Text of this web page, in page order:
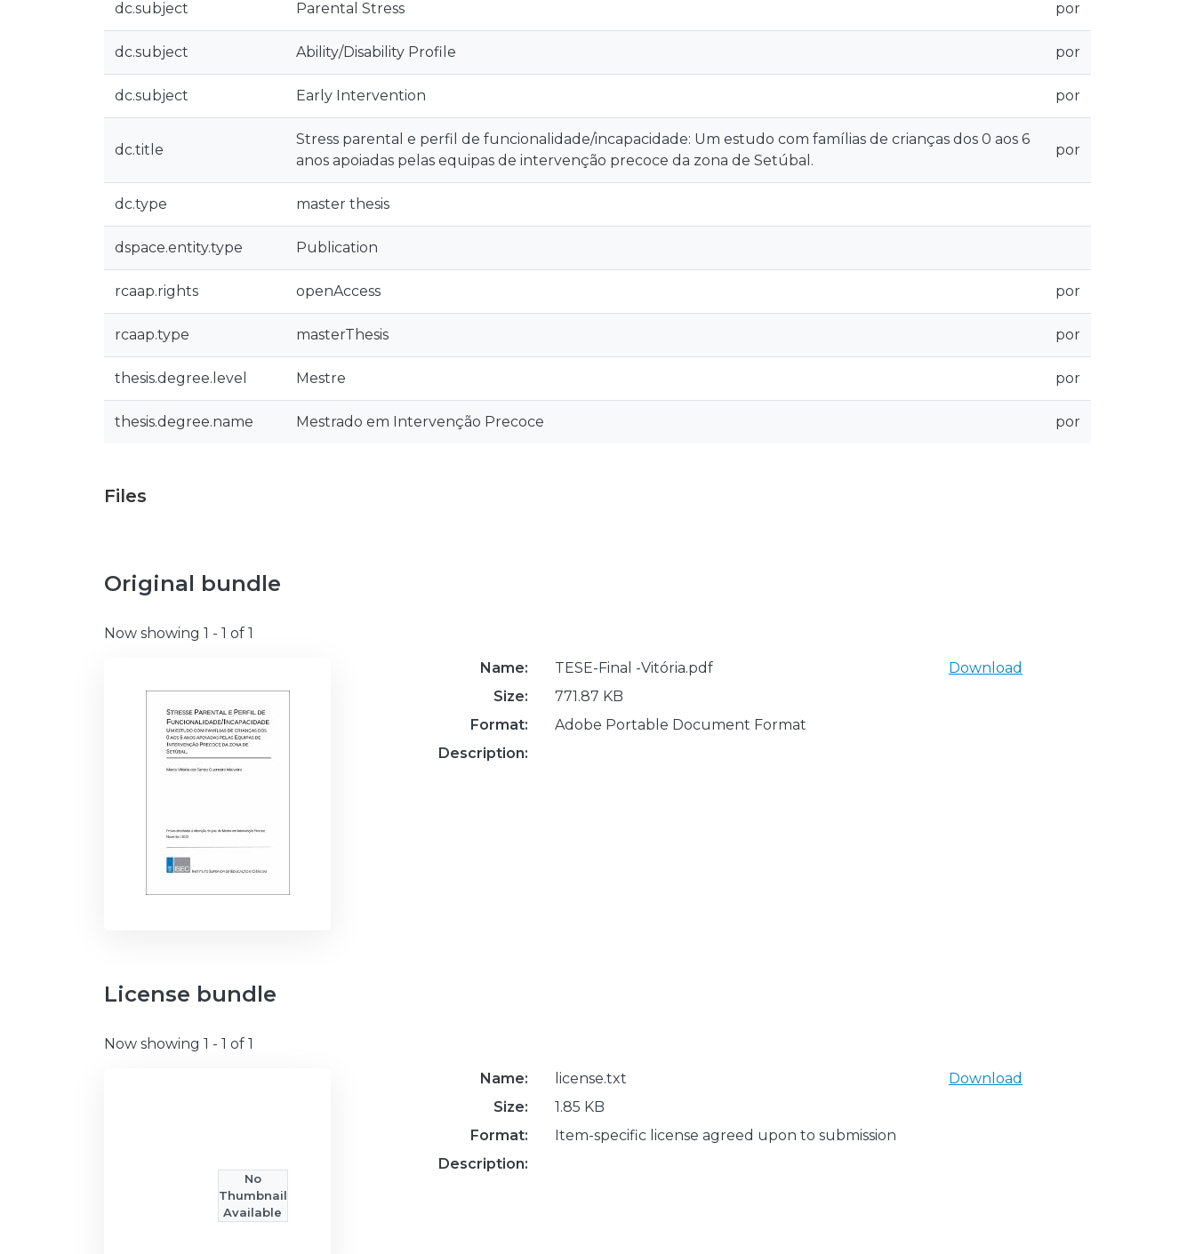
dc.subject Parental Stress por
dc.subject Ability/Disability Profile por
dc.subject Early Intervention por
dc.title
Stress parental e perfil de funcionalidade/incapacidade: Um estudo com famílias de crianças dos 0 aos 6
anos apoiadas pelas equipas de intervenção precoce da zona de Setúbal.
por
dc.type master thesis
dspace.entity.type Publication
rcaap.rights openAccess por
rcaap.type masterThesis por
thesis.degree.level Mestre por
thesis.degree.name Mestrado em Intervenção Precoce por
Files
Original bundle
Now showing 1 - 1 of 1
Name:
TESE-Final -Vitória.pdf
Size:
771.87 KB
Format:
Adobe Portable Document Format
Description:
Download
License bundle
Now showing 1 - 1 of 1
No
Thumbnail
Available
Name:
license.txt
Size:
1.85 KB
Format:
Item-specific license agreed upon to submission
Description:
Download